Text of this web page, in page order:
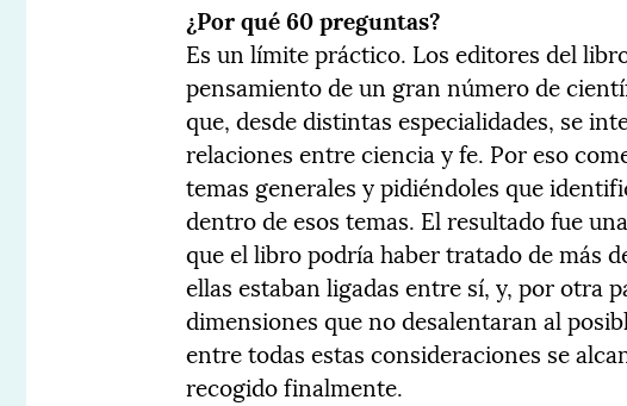
¿Por qué 60 preguntas?
Es un límite práctico. Los editores del
pensamiento de un gran número de
que, desde distintas especialidades, se
relaciones entre ciencia y fe. Por eso
temas generales y pidiéndoles que
dentro de esos temas. El resultado fue
que el libro podría haber tratado de más
ellas estaban ligadas entre sí, y, por otra
dimensiones que no desalentaran al
entre todas estas consideraciones se
recogido finalmente.